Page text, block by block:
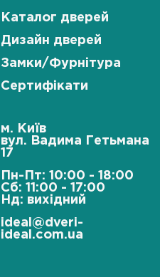
Каталог дверей
Дизайн дверей
Замки/Фурнітура
Сертифікати
м. Київ
вул. Вадима Гетьмана
17
Пн-Пт: 10:00 - 18:00
Сб: 11:00 - 17:00
Нд: вихідний
ideal@dveri-
ideal.com.ua